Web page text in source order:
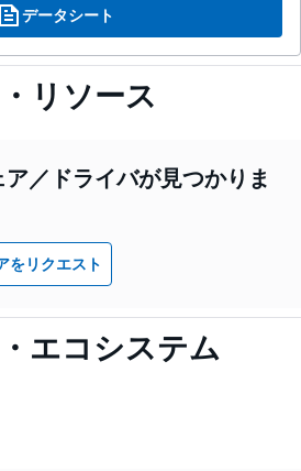
データシート
リソース
／ドライバが見つかりま
をリクエスト
エコシステム